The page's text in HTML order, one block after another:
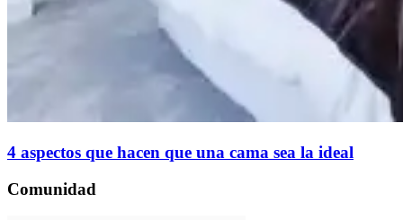
4 aspectos que hacen que una cama sea la ideal
Comunidad